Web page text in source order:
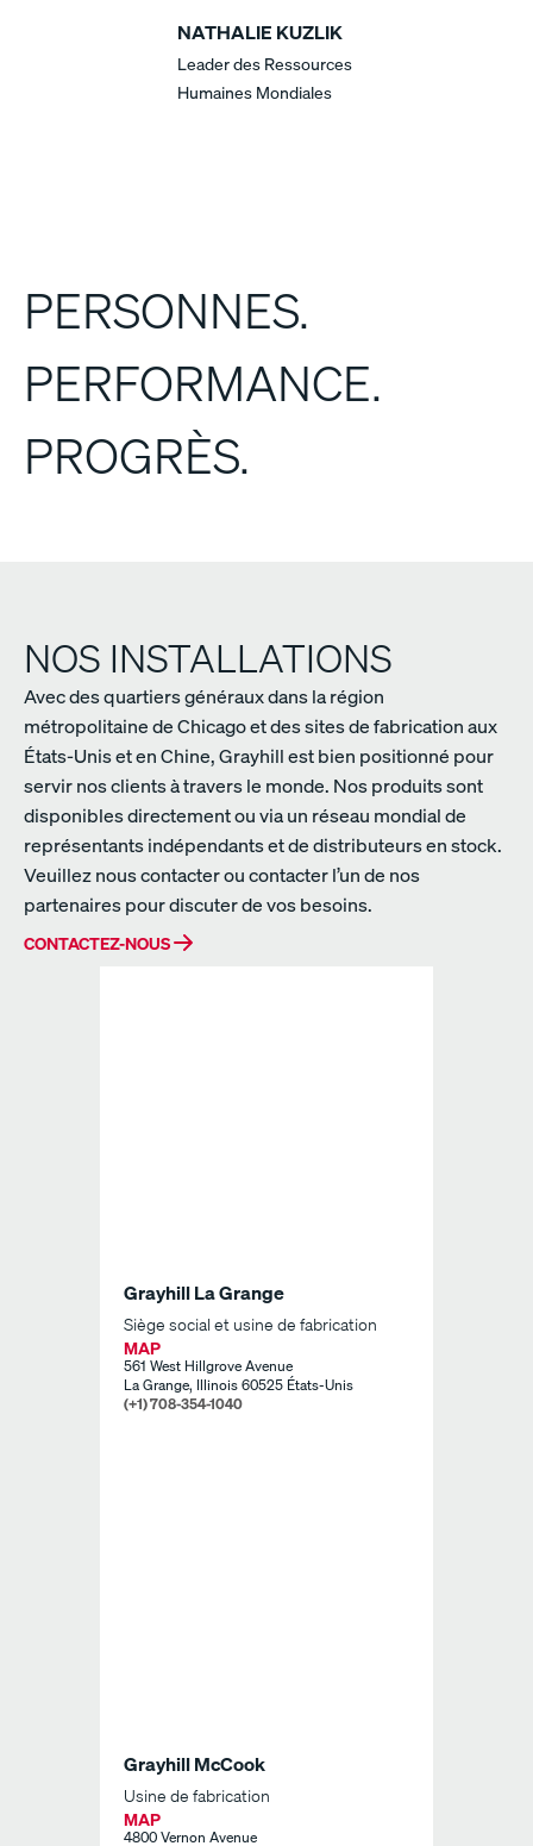
NATHALIE KUZLIK
Leader des Ressources
Humaines Mondiales
PERSONNES.
PERFORMANCE.
PROGRÈS.
NOS INSTALLATIONS
Avec des quartiers généraux dans la région
métropolitaine de Chicago et des sites de fabrication aux
États-Unis et en Chine, Grayhill est bien positionné pour
servir nos clients à travers le monde. Nos produits sont
disponibles directement ou via un réseau mondial de
représentants indépendants et de distributeurs en stock.
Veuillez nous contacter ou contacter l’un de nos
partenaires pour discuter de vos besoins.
CONTACTEZ-NOUS
Grayhill La Grange
Siège social et usine de fabrication
MAP
561 West Hillgrove Avenue
La Grange, Illinois 60525 États-Unis
(+1) 708-354-1040
Grayhill McCook
Usine de fabrication
MAP
4800 Vernon Avenue